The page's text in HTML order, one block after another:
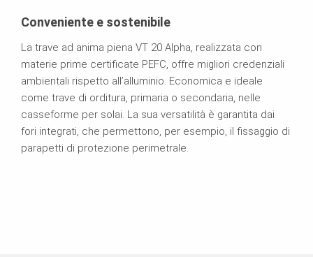
Conveniente e sostenibile
La trave ad anima piena VT 20 Alpha, realizzata con
materie prime certificate PEFC, offre migliori credenziali
ambientali rispetto all’alluminio. Economica e ideale
come trave di orditura, primaria o secondaria, nelle
casseforme per solai. La sua versatilità è garantita dai
fori integrati, che permettono, per esempio, il fissaggio di
parapetti di protezione perimetrale.